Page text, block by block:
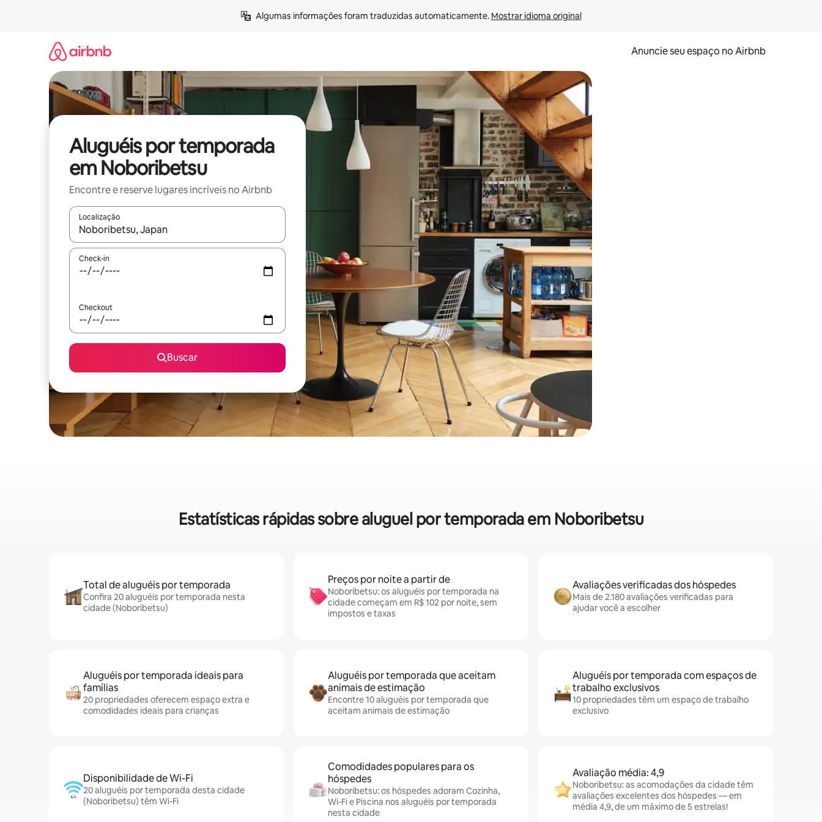
Algumas informações foram traduzidas automaticamente. Mostrar idioma original
Anuncie seu espaço no Airbnb
Aluguéis por temporada
em Noboribetsu
Encontre e reserve lugares incríveis no Airbnb
Localização
Quando os resultados estiverem disponíveis, explore-os usando as seta para cima e para baixo do teclado ou tocando e deslizando o dedo na tela.
Check-in
Checkout
Buscar
Estatísticas rápidas sobre aluguel por temporada em Noboribetsu
Total de aluguéis por temporada
Confira 20 aluguéis por temporada nesta
cidade (Noboribetsu)
Preços por noite a partir de
Noboribetsu: os aluguéis por temporada na
cidade começam em R$ 102 por noite, sem
impostos e taxas
Avaliações verificadas dos hóspedes
Mais de 2.180 avaliações verificadas para
ajudar você a escolher
Aluguéis por temporada ideais para
famílias
20 propriedades oferecem espaço extra e
comodidades ideais para crianças
Aluguéis por temporada que aceitam
animais de estimação
Encontre 10 aluguéis por temporada que
aceitam animais de estimação
Aluguéis por temporada com espaços de
trabalho exclusivos
10 propriedades têm um espaço de trabalho
exclusivo
Disponibilidade de Wi-Fi
20 aluguéis por temporada desta cidade
(Noboribetsu) têm Wi-Fi
Comodidades populares para os
hóspedes
Noboribetsu: os hóspedes adoram Cozinha,
Wi-Fi e Piscina nos aluguéis por temporada
nesta cidade
Avaliação média: 4,9
Noboribetsu: as acomodações da cidade têm
avaliações excelentes dos hóspedes — em
média 4,9, de um máximo de 5 estrelas!